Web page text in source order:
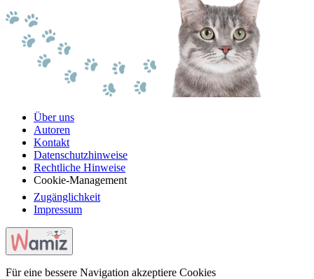
Über uns
Autoren
Kontakt
Datenschutzhinweise
Rechtliche Hinweise
Cookie-Management
Zugänglichkeit
Impressum
Für eine bessere Navigation akzeptiere Cookies